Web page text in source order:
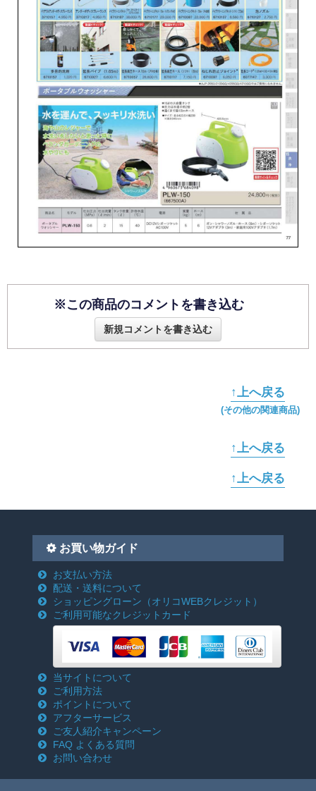
※この商品のコメントを書き込む
新規コメントを書き込む
↑上へ戻る
(その他の関連商品)
↑上へ戻る
↑上へ戻る
お買い物ガイド
お支払い方法
配送・送料について
ショッピングローン （オリコWEBクレジット）
ご利用可能なクレジットカード
当サイトについて
ご利用方法
ポイントについて
アフターサービス
ご友人紹介キャンペーン
FAQ よくある質問
お問い合わせ